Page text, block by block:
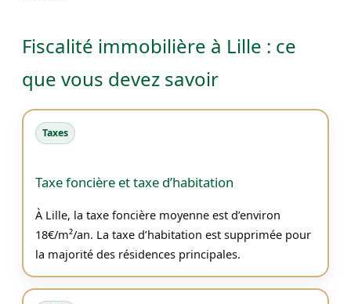
Fiscalité immobilière à Lille : ce
que vous devez savoir
Taxes
Taxe foncière et taxe d’habitation
À Lille, la taxe foncière moyenne est d’environ
18€/m²/an. La taxe d’habitation est supprimée pour
la majorité des résidences principales.